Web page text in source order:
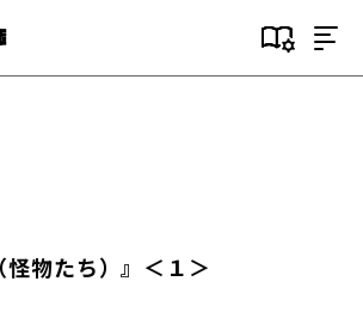
目次
『Serial killer（連続殺人鬼）』
物たち）』＜１＞